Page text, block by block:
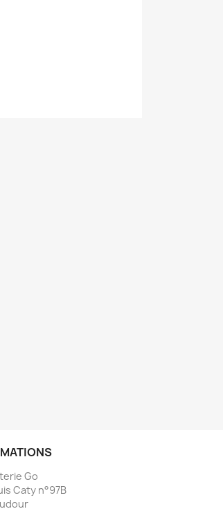
Go
Caty n°97B